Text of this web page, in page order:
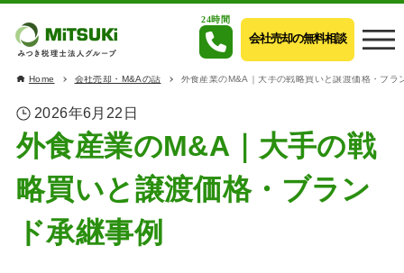
24時間
会社売却の無料相談
Home 会社売却・M&Aの話 外食産業のM&A｜大手の戦略買いと譲渡価格・ブラ
2026年6月22日
外食産業のM&A｜大手の戦
略買いと譲渡価格・ブラン
ド承継事例